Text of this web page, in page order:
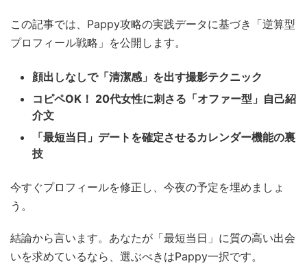
この記事では、Pappy攻略の実践データに基づき「逆算型
プロフィール戦略」を公開します。
顔出しなしで「清潔感」を出す撮影テクニック
コピペOK！ 20代女性に刺さる「オファー型」自己紹
介文
「最短当日」デートを確定させるカレンダー機能の裏
技
今すぐプロフィールを修正し、今夜の予定を埋めましょ
う。
結論から言います。あなたが「最短当日」に質の高い出会
いを求めているなら、選ぶべきはPappy一択です。